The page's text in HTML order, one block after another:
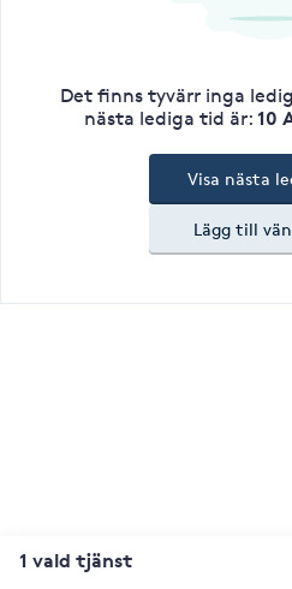
Det finns tyvärr inga
nästa lediga tid är: 10
Lägg till
Visa nästa
1 vald tjänst